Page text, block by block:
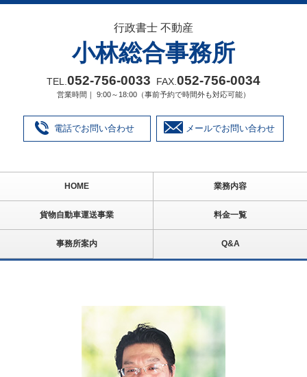
行政書士 不動産
小林総合事務所
TEL. 052‐756‐0033 FAX. 052‐756‐0034
営業時間｜ 9:00～18:00（事前予約で時間外も対応可能）
電話でお問い合わせ メールでお問い合わせ
HOME 業務内容
貨物自動車運送事業 料金一覧
事務所案内 Q&A